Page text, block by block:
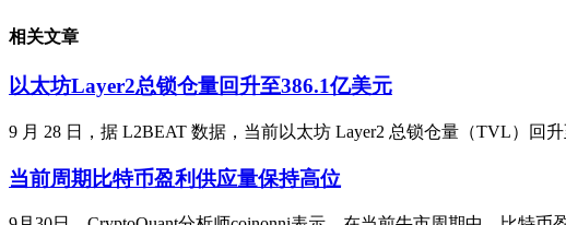
相关文章
以太坊Layer2总锁仓量回升至386.1亿美元
9 月 28 日，据 L2BEAT 数据，当前以太坊 Layer2 总锁仓量（TVL）回
当前周期比特币盈利供应量保持高位